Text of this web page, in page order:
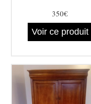
350€
Voir ce produit